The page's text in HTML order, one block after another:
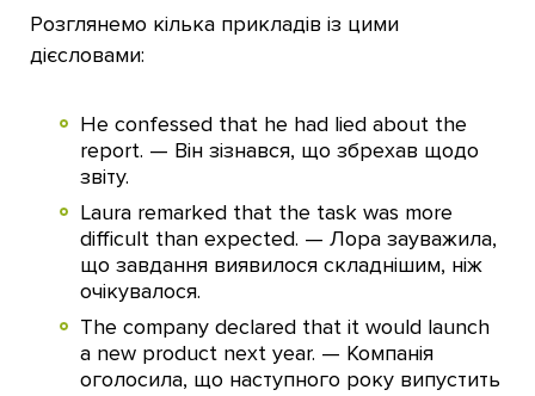
Розглянемо кілька прикладів із цими
дієсловами:
He confessed that he had lied about the
report. — Він зізнався, що збрехав щодо
звіту.
Laura remarked that the task was more
difficult than expected. — Лора зауважила,
що завдання виявилося складнішим, ніж
очікувалося.
The company declared that it would launch
a new product next year. — Компанія
оголосила, що наступного року випустить